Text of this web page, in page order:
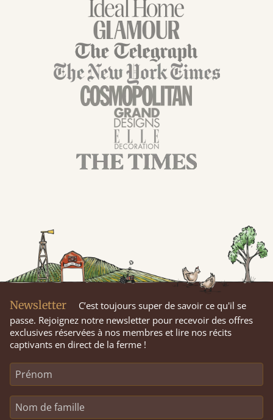
Newsletter
C’est toujours super de savoir ce qu'il se
passe. Rejoignez notre newsletter pour recevoir des offres
exclusives réservées à nos membres et lire nos récits
captivants en direct de la ferme !